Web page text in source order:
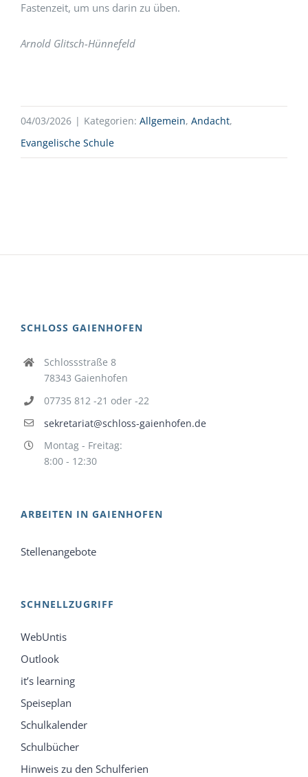
Fastenzeit, um uns darin zu üben.
Arnold Glitsch-Hünnefeld
04/03/2026 | Kategorien: Allgemein, Andacht,
Evangelische Schule
SCHLOSS GAIENHOFEN
Schlossstraße 8
78343 Gaienhofen
07735 812 -21 oder -22
sekretariat@schloss-gaienhofen.de
Montag - Freitag:
8:00 - 12:30
ARBEITEN IN GAIENHOFEN
Stellenangebote
SCHNELLZUGRIFF
WebUntis
Outlook
it’s learning
Speiseplan
Schulkalender
Schulbücher
Hinweis zu den Schulferien